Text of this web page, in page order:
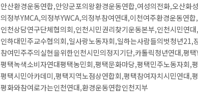
안산환경운동연합,안양군포의왕환경운동연합,여성의전화,오산화
의정부YMCA,의정부YWCA,의정부참여연대,이천여주환경운동연
인천상담연구단체협의회,인천시민권리찾기운동본부,인천시민연
인하대민주교수협의회,일사랑노동자회,일하는사람들의벗청년21,
참여민주주의실현을위한인천시민의정지기단,카톨릭청년연대,평
평택녹색소비자연대평택농민회,평택문화마당,평택민주노동자회,
평택시민아카데미,평택지역노점상연합회,평택참여자치시민연대,
평화와참여로가는인천연대,환경운동연합인천지부